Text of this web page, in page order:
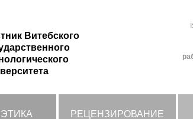
Витебского
ЭТИКА РЕЦЕНЗИРОВАНИЕ